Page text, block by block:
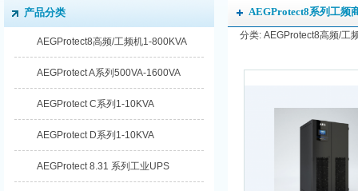
AEGProtect8系列工频
分类: AEGProtect8高频/
产品分类
AEGProtect8高频/工频机1-800KVA
AEGProtect A系列500VA-1600VA
AEGProtect C系列1-10KVA
AEGProtect D系列1-10KVA
AEGProtect 8.31 系列工业UPS